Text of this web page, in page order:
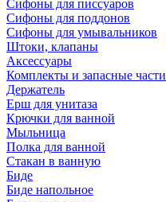
Сифоны для писсуаров
Сифоны для поддонов
Сифоны для умывальников
Штоки, клапаны
Аксессуары
Комплекты и запасные части
Держатель
Ерш для унитаза
Крючки для ванной
Мыльница
Полка для ванной
Стакан в ванную
Биде
Биде напольное